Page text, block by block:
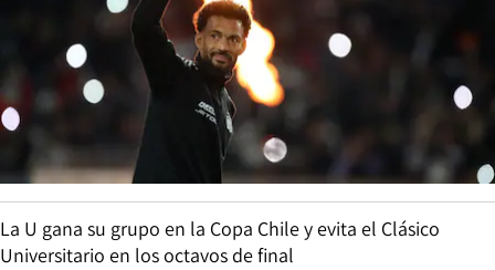
La U gana su grupo en la Copa Chile y evita el Clásico
Universitario en los octavos de final